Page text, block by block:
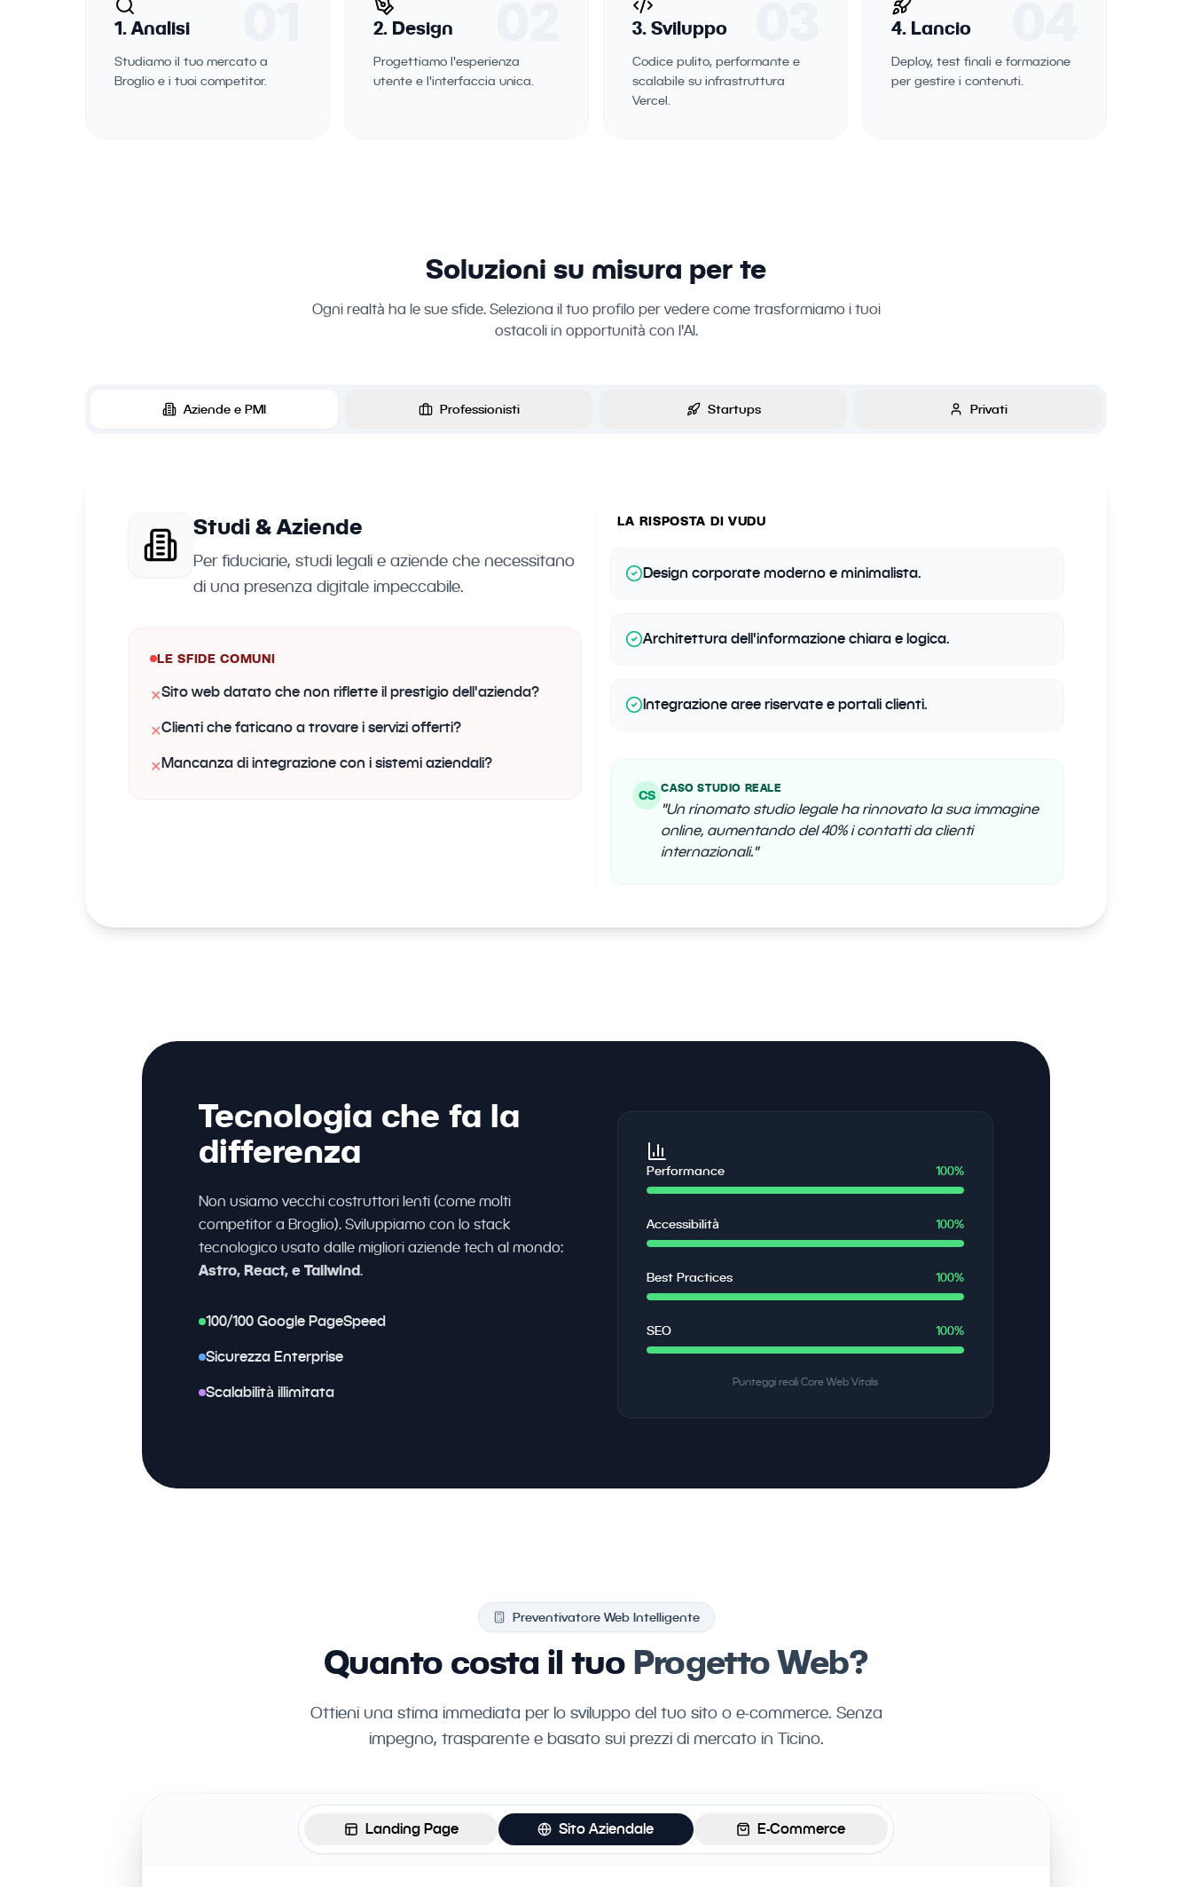
1. Analisi
Studiamo il tuo mercato a
Broglio e i tuoi competitor.
2. Design
Progettiamo l'esperienza
utente e l'interfaccia unica.
3. Sviluppo
Codice pulito, performante e
scalabile su infrastruttura
Vercel.
4. Lancio
Deploy, test finali e formazione
per gestire i contenuti.
Soluzioni su misura per te
Ogni realtà ha le sue sfide. Seleziona il tuo profilo per vedere come trasformiamo i tuoi
ostacoli in opportunità con l'AI.
Aziende e PMI Professionisti Startups Privati
Studi & Aziende
Per fiduciarie, studi legali e aziende che necessitano
di una presenza digitale impeccabile.
LE SFIDE COMUNI
✕Sito web datato che non riflette il prestigio dell'azienda?
✕Clienti che faticano a trovare i servizi offerti?
✕Mancanza di integrazione con i sistemi aziendali?
LA RISPOSTA DI VUDU
Design corporate moderno e minimalista.
Architettura dell'informazione chiara e logica.
Integrazione aree riservate e portali clienti.
CS
CASO STUDIO REALE
"Un rinomato studio legale ha rinnovato la sua immagine
online, aumentando del 40% i contatti da clienti
internazionali."
Tecnologia che fa la
differenza
Non usiamo vecchi costruttori lenti (come molti
competitor a Broglio). Sviluppiamo con lo stack
tecnologico usato dalle migliori aziende tech al mondo:
Astro, React, e Tailwind.
100/100 Google PageSpeed
Sicurezza Enterprise
Scalabilità illimitata
Performance 100%
Accessibilità 100%
Best Practices 100%
SEO 100%
Punteggi reali Core Web Vitals
Preventivatore Web Intelligente
Quanto costa il tuo Progetto Web?
Ottieni una stima immediata per lo sviluppo del tuo sito o e-commerce. Senza
impegno, trasparente e basato sui prezzi di mercato in Ticino.
Landing Page Sito Aziendale E-Commerce